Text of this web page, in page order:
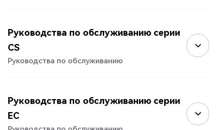
Руководства по обслуживанию серии
CS
Руководства по обслуживанию
Руководства по обслуживанию серии
EC